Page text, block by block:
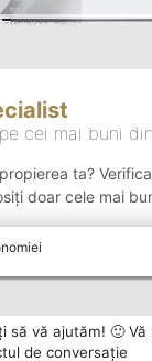
să vă ajutăm! 🙂 Vă
de conversație
cei mai buni
ta?
doar cele mai